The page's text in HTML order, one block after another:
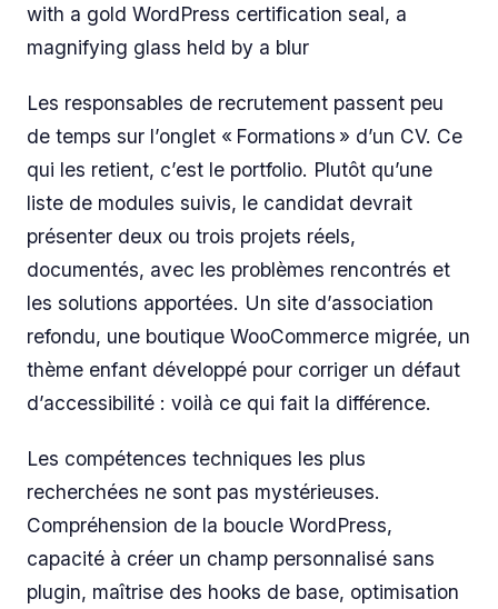
with a gold WordPress certification seal, a
magnifying glass held by a blur
Les responsables de recrutement passent peu
de temps sur l’onglet « Formations » d’un CV. Ce
qui les retient, c’est le portfolio. Plutôt qu’une
liste de modules suivis, le candidat devrait
présenter deux ou trois projets réels,
documentés, avec les problèmes rencontrés et
les solutions apportées. Un site d’association
refondu, une boutique WooCommerce migrée, un
thème enfant développé pour corriger un défaut
d’accessibilité : voilà ce qui fait la différence.
Les compétences techniques les plus
recherchées ne sont pas mystérieuses.
Compréhension de la boucle WordPress,
capacité à créer un champ personnalisé sans
plugin, maîtrise des hooks de base, optimisation